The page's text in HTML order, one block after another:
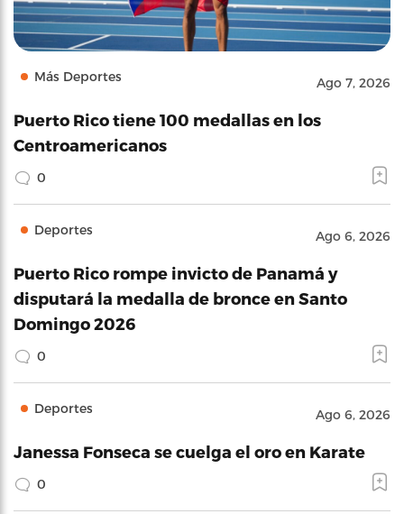
Más Deportes Ago 7, 2026
Puerto Rico tiene 100 medallas en los
Centroamericanos
0
Deportes Ago 6, 2026
Puerto Rico rompe invicto de Panamá y
disputará la medalla de bronce en Santo
Domingo 2026
0
Deportes Ago 6, 2026
Janessa Fonseca se cuelga el oro en Karate
0